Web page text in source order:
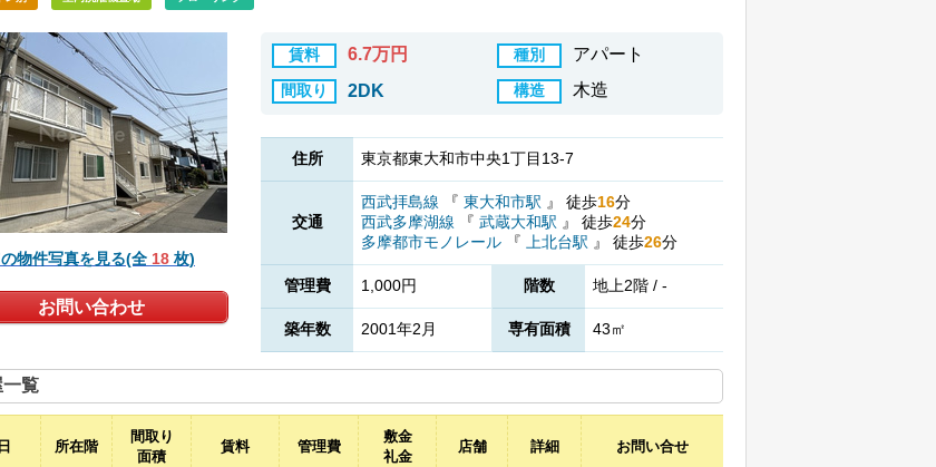
物件写真を見る(全 18 枚)
お問い合わせ
賃料 6.7万円 種別 アパート
間取り 2DK 構造 木造
住所 東京都東大和市中央1丁目13-7
交通
西武拝島線 『 東大和市駅 』 徒歩16分
西武多摩湖線
『 武蔵大和駅 』 徒歩24分
多摩都市モノレール
『 上北台駅 』 徒歩26分
管理費 1,000円 階数 地上2階 / -
築年数 2001年2月 専有面積 43㎡
覧
所在階
間取り
面積
賃料 管理費
敷金
礼金
店舗 詳細 お問い合せ